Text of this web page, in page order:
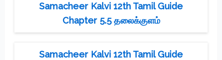
Samacheer Kalvi 12th Tamil Guide
Chapter 5.5 தலைக்குளம்
Samacheer Kalvi 12th Tamil Guide